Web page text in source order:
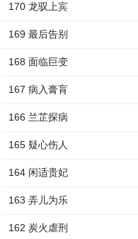
170 龙驭上宾
169 最后告别
168 面临巨变
167 病入膏肓
166 兰芷探病
165 疑心伤人
164 闲适贵妃
163 弄儿为乐
162 炭火虐刑